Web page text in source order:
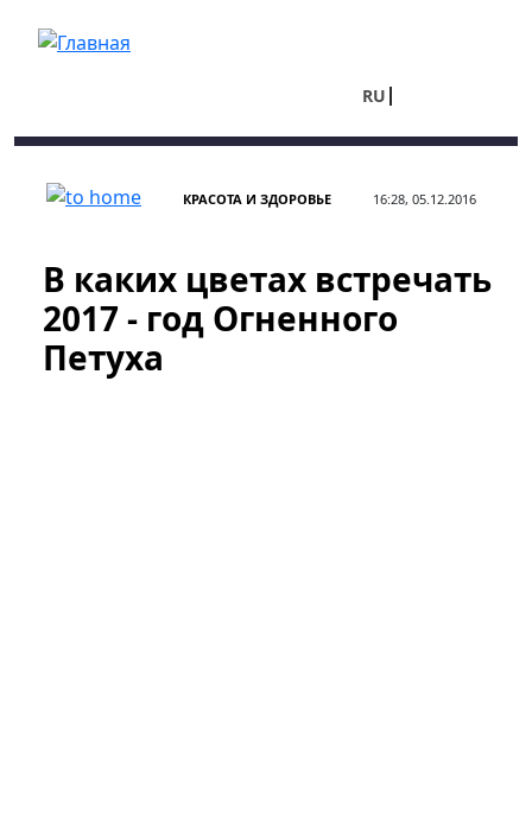
RU
КРАСОТА И ЗДОРОВЬЕ 16:28, 05.12.2016
В каких цветах встречать
2017 - год Огненного
Петуха